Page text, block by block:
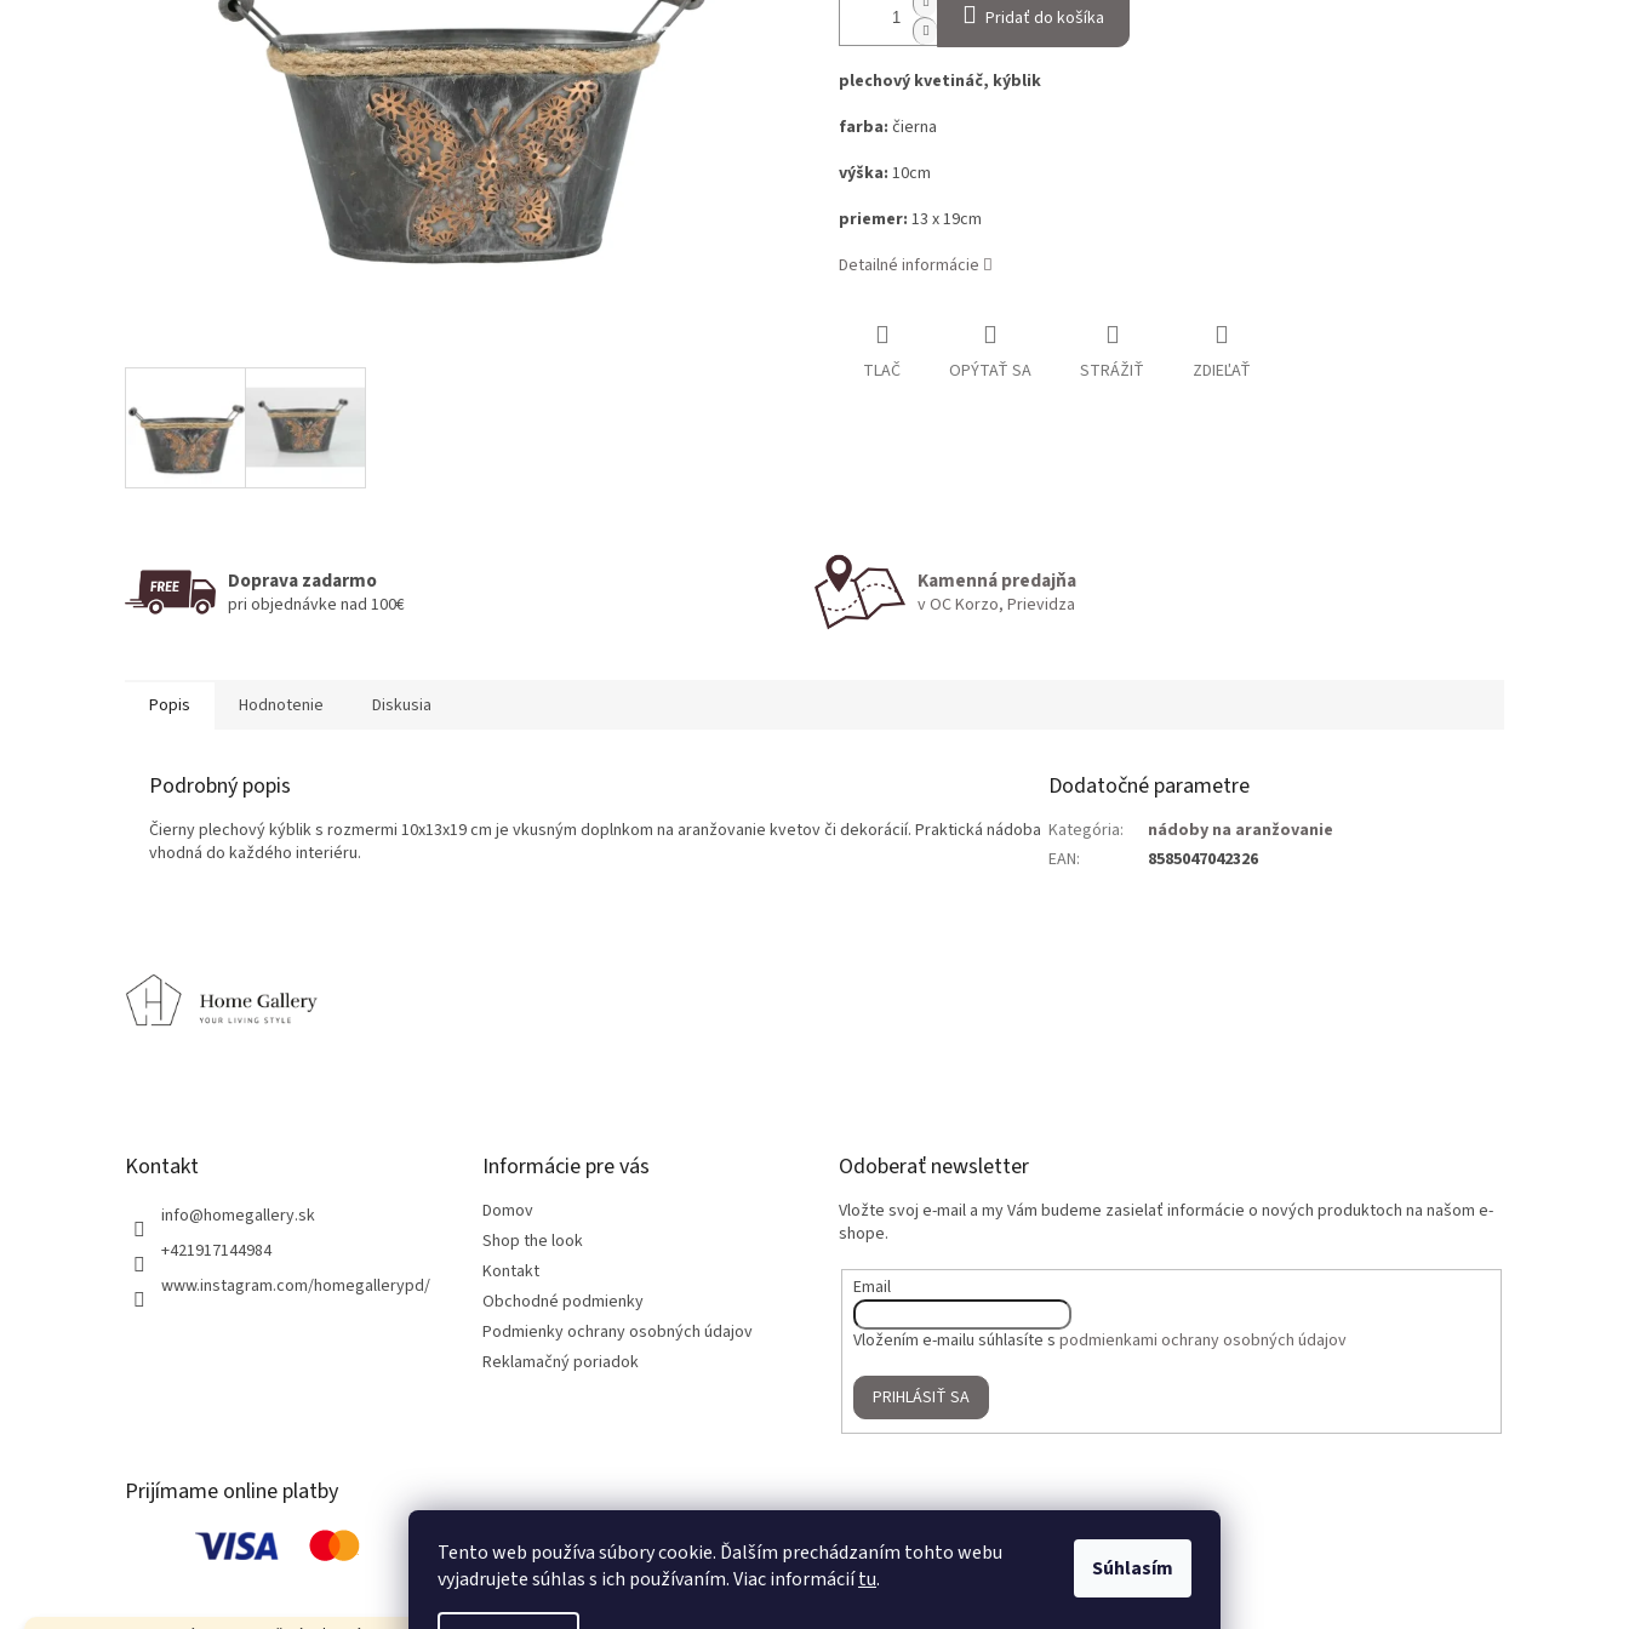
Tento web používa súbory cookie. Ďalším prechádzaním tohto webu
vyjadrujete súhlas s ich používaním. Viac informáciítu. Súhlasím
Pridať do košíka
plechový kvetináč, kýblik
farba: čierna
výška: 10cm
priemer: 13 x 19cm
Detailné informácie
TLAČ OPÝTAŤ SA STRÁŽIŤ ZDIEĽAŤ
Doprava zadarmo
pri objednávke nad 100€
Kamenná predajňa
v OC Korzo, Prievidza
Popis Hodnotenie Diskusia
Podrobný popis
Čierny plechový kýblik s rozmermi 10x13x19 cm je vkusným doplnkom na aranžovanie kvetov či dekorácií. Praktická nádoba
vhodná do každého interiéru.
Dodatočné parametre
Kategória:
nádoby na aranžovanie
EAN: 8585047042326
Kontakt
info@homegallery.sk
+421917144984
www.instagram.com/homegallerypd/
Informácie pre vás
Domov
Shop the look
Kontakt
Obchodné podmienky
Podmienky ochrany osobných údajov
Reklamačný poriadok
Odoberať newsletter
Vložte svoj e-mail a my Vám budeme zasielať informácie o nových produktoch na našom e-
shope.
Email
Vložením e-mailu súhlasíte s podmienkami ochrany osobných údajov
PRIHLÁSIŤ SA
Prijímame online platby